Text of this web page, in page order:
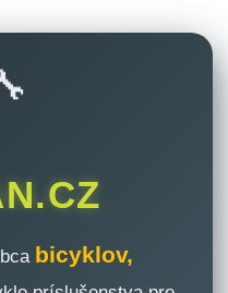
bicyklov,